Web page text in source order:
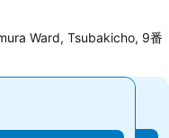
Ward, Tsubakicho, 9番